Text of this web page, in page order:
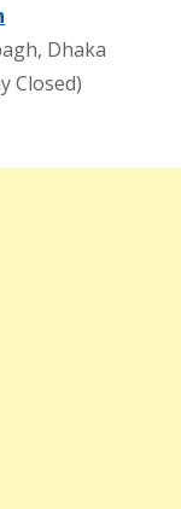
Dhaka
Closed)